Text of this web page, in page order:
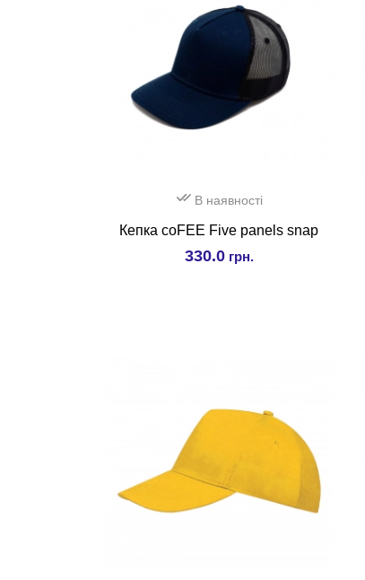
В наявності
Кепка coFEE Five panels snap
330.0 грн.